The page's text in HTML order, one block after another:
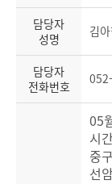
담당자
성명
김
담당자
전화번호
05
시
중
선